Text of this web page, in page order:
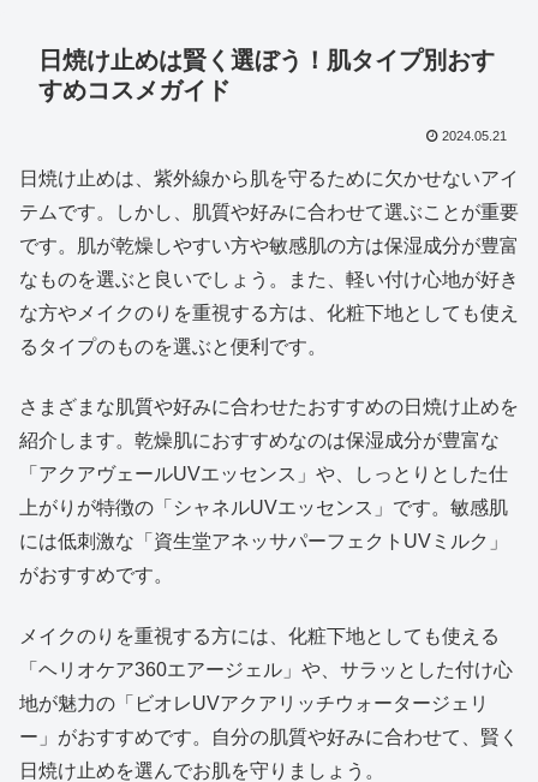
日焼け止めは賢く選ぼう！肌タイプ別おす
すめコスメガイド
2024.05.21
日焼け止めは、紫外線から肌を守るために欠かせないアイ
テムです。しかし、肌質や好みに合わせて選ぶことが重要
です。肌が乾燥しやすい方や敏感肌の方は保湿成分が豊富
なものを選ぶと良いでしょう。また、軽い付け心地が好き
な方やメイクのりを重視する方は、化粧下地としても使え
るタイプのものを選ぶと便利です。
さまざまな肌質や好みに合わせたおすすめの日焼け止めを
紹介します。乾燥肌におすすめなのは保湿成分が豊富な
「アクアヴェールUVエッセンス」や、しっとりとした仕
上がりが特徴の「シャネルUVエッセンス」です。敏感肌
には低刺激な「資生堂アネッサパーフェクトUVミルク」
がおすすめです。
メイクのりを重視する方には、化粧下地としても使える
「ヘリオケア360エアージェル」や、サラッとした付け心
地が魅力の「ビオレUVアクアリッチウォータージェリ
ー」がおすすめです。自分の肌質や好みに合わせて、賢く
日焼け止めを選んでお肌を守りましょう。